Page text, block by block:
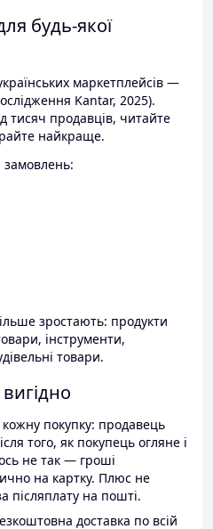
будь-якої
маркетплейсів —
Kantar, 2025).
тисяч продавців, читайте
найкраще.
замовлень:
зростають: продукти
інструменти,
товари.
покупку: продавець
того, як покупець огляне і
не так — гроші
на картку. Плюс не
післяплату на пошті.
доставка по всій